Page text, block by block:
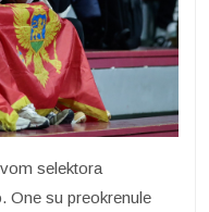
selektora
One su preokrenule